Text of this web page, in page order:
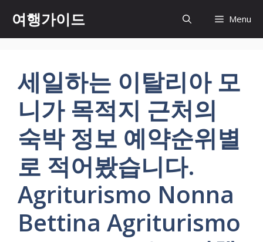
츠
여행가이드 Menu
세일하는 이탈리아 모
니가 목적지 근처의
숙박 정보 예약순위별
로 적어봤습니다.
Agriturismo Nonna
Bettina Agriturismo